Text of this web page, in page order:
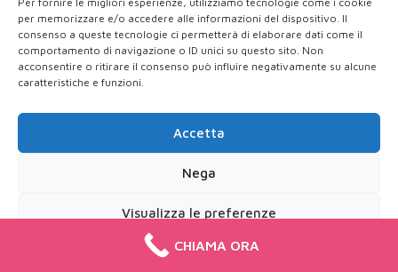
per memorizzare e/o accedere alle informazioni del dispositivo. Il
consenso a queste tecnologie ci permetterà di elaborare dati come il
comportamento di navigazione o ID unici su questo sito. Non
acconsentire o ritirare il consenso può influire negativamente su alcune
caratteristiche e funzioni.
Accetta
Nega
Visualizza le preferenze
Cookie PolicyPrivacy Policy
CHIAMA ORA